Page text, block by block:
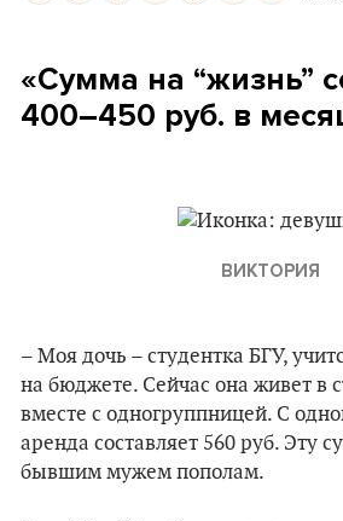
«Сумма на “жизнь”
400–450 руб. в
ВИКТОРИЯ
– Моя дочь – студентка БГУ,
на бюджете. Сейчас она живет в
вместе с одногруппницей. С
аренда составляет 560 руб. Эту
бывшим мужем пополам.